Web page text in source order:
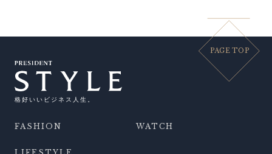
PAGE TOP
格好いいビジネス人生。
FASHION WATCH